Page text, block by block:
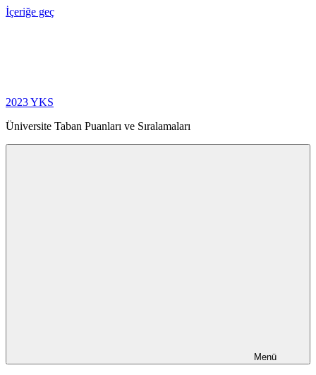
İçeriğe geç
2023 YKS
Üniversite Taban Puanları ve Sıralamaları
Menü